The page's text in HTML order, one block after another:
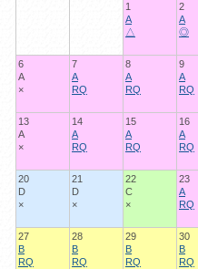
1
A
△
2
A
◎
6
A
×
7
A
RQ
8
A
RQ
9
A
RQ
13
A
×
14
A
RQ
15
A
RQ
16
A
RQ
20
D
×
21
D
×
22
C
×
23
A
RQ
27
B
RQ
28
B
RQ
29
B
RQ
30
B
RQ